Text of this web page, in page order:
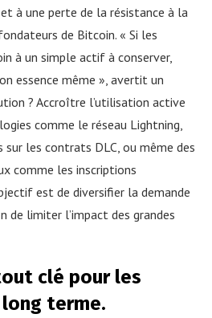
à une perte de la résistance à la
de Bitcoin. « Si les
à un simple actif à conserver,
essence même », avertit un
? Accroître l’utilisation active
comme le réseau Lightning,
sur les contrats DLC, ou même des
comme les inscriptions
est de diversifier la demande
de limiter l’impact des grandes
clé pour les
terme.